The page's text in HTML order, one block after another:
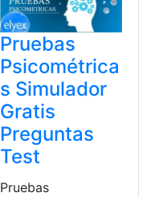
Pruebas
Psicométrica
s Simulador
Gratis
Preguntas
Test
Pruebas